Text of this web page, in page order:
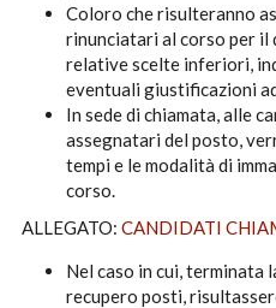
Coloro che risulteranno
rinunciatari al corso per il
relative scelte inferiori,
eventuali giustificazioni
In sede di chiamata, alle
assegnatari del posto,
tempi e le modalità di
corso.
ALLEGATO: CANDIDATI
Nel caso in cui, terminata
recupero posti,